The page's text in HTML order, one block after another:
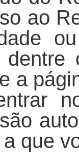
ao
dentre
a
que